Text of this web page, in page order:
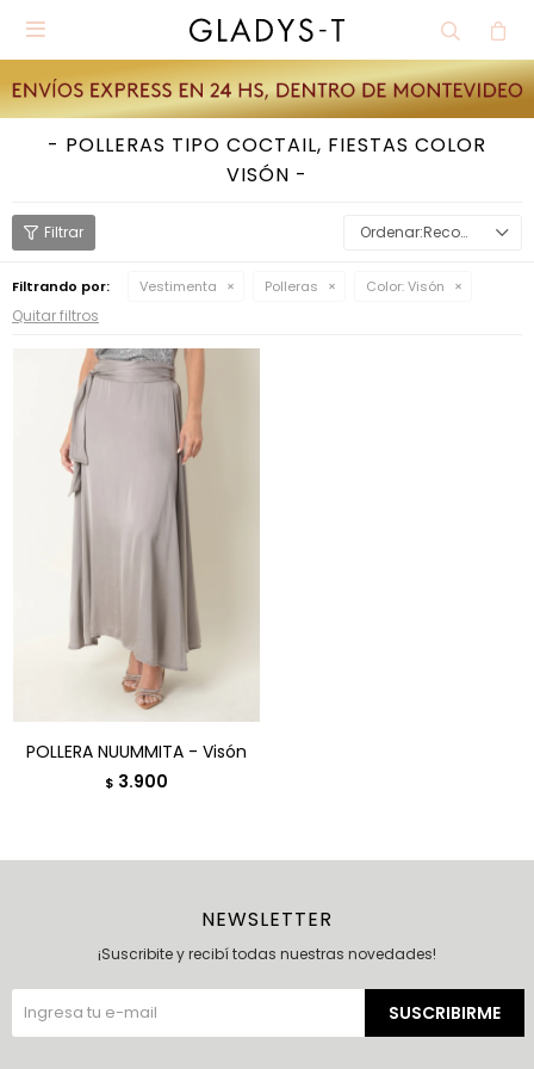

POLLERAS TIPO COCTAIL, FIESTAS COLOR
VISÓN
Recomendados
Filtrando por: Vestimenta Polleras Color:Visón
Quitar filtros
POLLERA NUUMMITA - Visón
$ 3.900
NEWSLETTER
¡Suscribite y recibí todas nuestras novedades!
SUSCRIBIRME